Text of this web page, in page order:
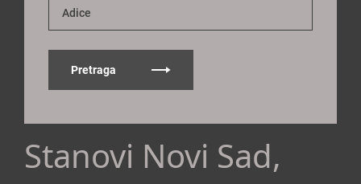
Adice
Pretraga
Stanovi Novi Sad,